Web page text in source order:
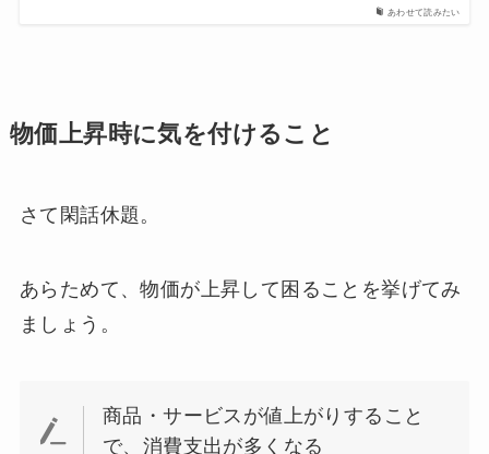
あわせて読みたい
物価上昇時に気を付けること
さて閑話休題。
あらためて、物価が上昇して困ることを挙げてみ
ましょう。
商品・サービスが値上がりすること
で、消費支出が多くなる